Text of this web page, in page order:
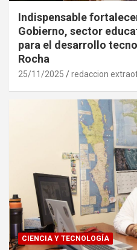
Indispensable
Gobierno, sector
para el desarrollo
Rocha
25/11/2025 redaccion
CIENCIA Y TECNOLOGÍA